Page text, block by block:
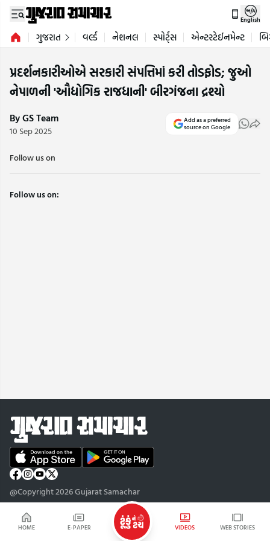
HOME E-PAPER VIDEOS WEB STORIES
English
ગુજરાત વર્લ્ડ નેશનલ સ્પોર્ટ્સ એન્ટરટેઈનમેન્ટ
પ્રદર્શનકારીઓએ સરકારી સંપત્તિમાં કરી તોડફોડ; જુઓ
નેપાળની 'ઔદ્યોગિક રાજધાની' બીરગંજના દ્રશ્યો
By GS Team
10 Sep 2025
Add as a preferred
source on Google
Follow us on
Follow us on:
@Copyright 2026 Gujarat Samachar